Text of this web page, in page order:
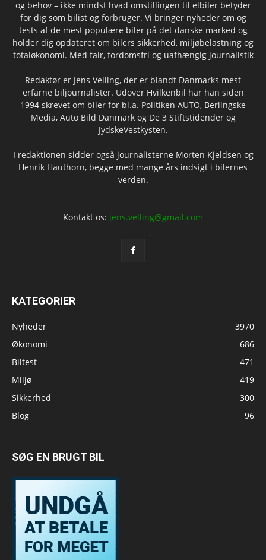
og behov – ikke mindst hvad omstillingen til elbiler betyder
for dig som bilist og forbruger. Vi bringer nyheder om og
tests af de mest populære biler på det danske marked og
holder dig opdateret om bilers sikkerhed, miljøbelastning og
totaløkonomi. Med fair, fordomsfri og uafhængig journalistik
Redaktør er Jens Velling, der er blandt Danmarks mest
erfarne biljournalister. Udover Hvilkenbil har han siden
1994 skrevet om biler for bl.a. Politiken AUTO, Berlingske
Media, Auto Bild Danmark og De 3 Stiftstidender og
JydskeVestkysten.
I redaktionen sidder også journalisterne Morten Kjeldsen og
Henrik Hauthorn, begge med mange års indsigt i bilernes
verden.
Kontakt os: jens.velling@gmail.com
KATEGORIER
Nyheder
3970
Økonomi
686
Biltest
471
Miljø
419
Sikkerhed
300
Blog
96
SØG EN BRUGT BIL